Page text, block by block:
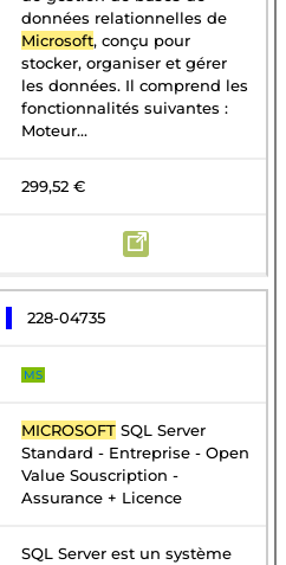
données relationnelles de
Microsoft, conçu pour
stocker, organiser et gérer
les données. Il comprend les
fonctionnalités suivantes :
Moteur...
299,52 €
228-04735
MS
MICROSOFT SQL Server
Standard - Entreprise - Open
Value Souscription -
Assurance + Licence
SQL Server est un système